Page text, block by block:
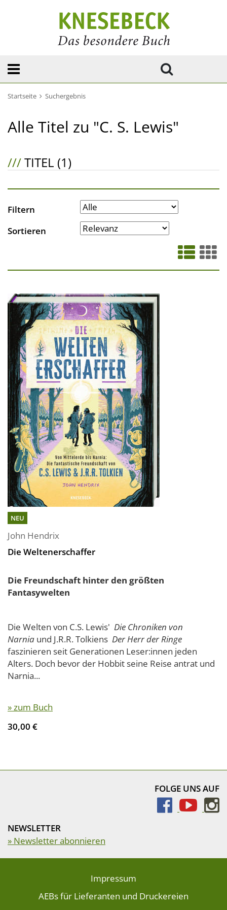
Startseite Suchergebnis
Alle Titel zu "C. S. Lewis"
///TITEL (1)
Filtern
Sortieren
NEU
John Hendrix
Die Weltenerschaffer
Die Freundschaft hinter den größten
Fantasywelten
Die Welten von C.S. Lewis' Die Chroniken von
Narnia und J.R.R. Tolkiens Der Herr der Ringe
faszinieren seit Generationen Leser:innen jeden
Alters. Doch bevor der Hobbit seine Reise antrat und
Narnia...
» zum Buch
30,00 €
FOLGE UNS AUF
NEWSLETTER
» Newsletter abonnieren
Impressum
AEBs für Lieferanten und Druckereien